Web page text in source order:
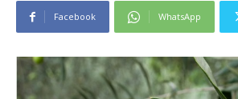
Facebook WhatsApp